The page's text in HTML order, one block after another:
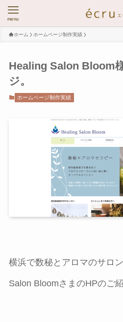
menu
ホーム ホームページ制作実績
Healing Salon Bloom
ジ。
ホームページ制作実績
横浜で数秘とアロマのサロ
Salon BloomさまのHPのご紹